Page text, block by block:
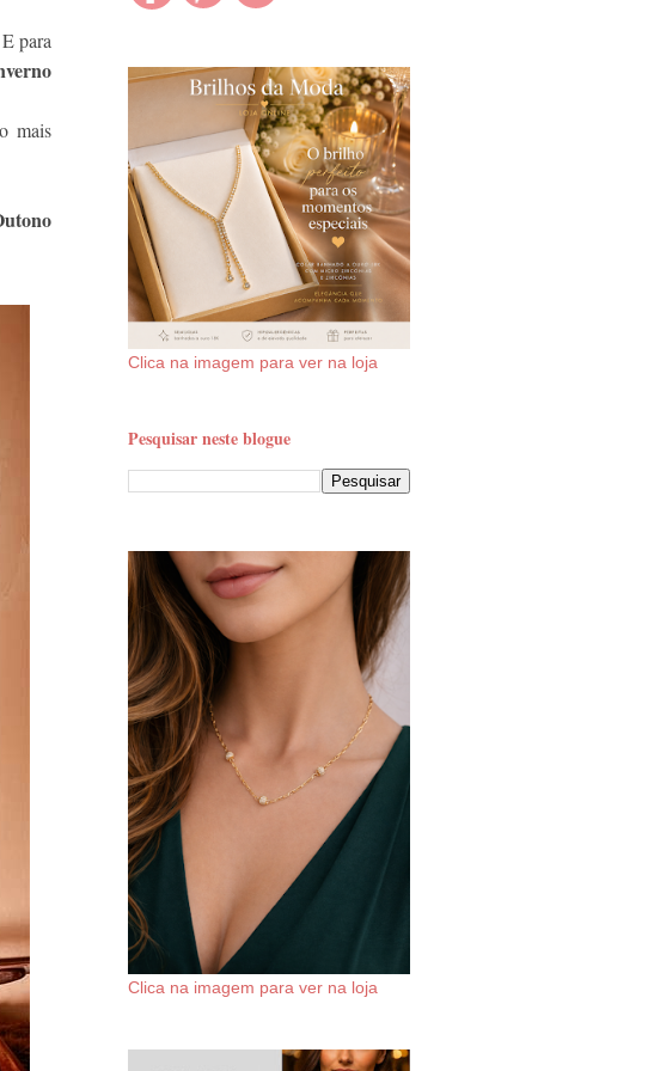
para
mais
Clica na imagem para ver na loja
Pesquisar neste blogue
Clica na imagem para ver na loja